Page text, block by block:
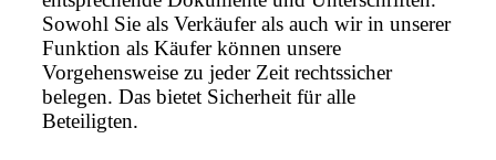
Sowohl Sie als Verkäufer als auch wir in unserer
Funktion als Käufer können unsere
Vorgehensweise zu jeder Zeit rechtssicher
belegen. Das bietet Sicherheit für alle
Beteiligten.